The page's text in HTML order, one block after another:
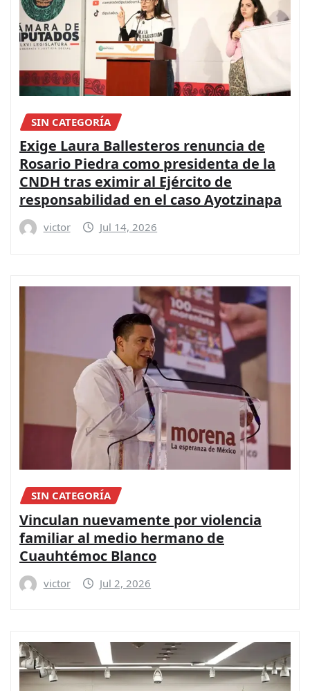
SIN CATEGORÍA
Exige Laura Ballesteros renuncia de
Rosario Piedra como presidenta de la
CNDH tras eximir al Ejército de
responsabilidad en el caso Ayotzinapa
victor Jul 14, 2026
SIN CATEGORÍA
Vinculan nuevamente por violencia
familiar al medio hermano de
Cuauhtémoc Blanco
victor Jul 2, 2026